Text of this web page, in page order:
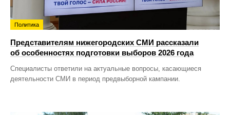
Политика
Представителям нижегородских СМИ рассказали
об особенностях подготовки выборов 2026 года
Специалисты ответили на актуальные вопросы, касающиеся
деятельности СМИ в период предвыборной кампании.